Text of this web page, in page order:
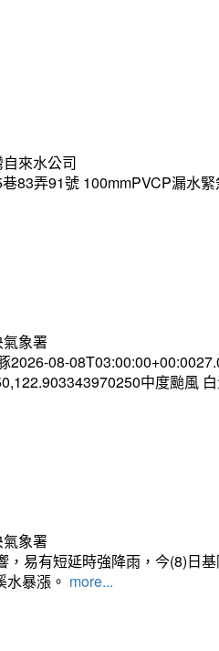
來水公司
83弄91號 100mmPVCP漏水
象署
2026-08-
中度颱風
象署
，易有短延時強降雨，今(8)日
暴漲。 more...